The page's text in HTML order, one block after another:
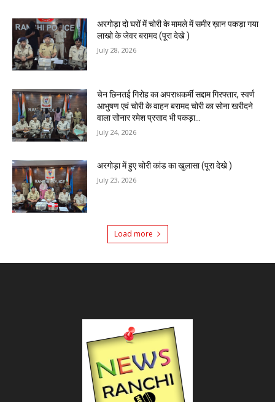
अरगोड़ा दो घरों में चोरी के मामले में समीर ख़ान पकड़ा गया
लाखो के जेवर बरामद (पूरा देखे )
July 28, 2026
चेन छिनतई गिरोह का अपराधकर्मी सद्दाम गिरफ्तार, स्वर्ण
आभुषण एवं चोरी के वाहन बरामद चोरी का सोना खरीदने
वाला सोनार रमेश प्रसाद भी पकड़ा...
July 24, 2026
अरगोड़ा में हुए चोरी कांड का खुलासा (पूरा देखे )
July 23, 2026
Load more